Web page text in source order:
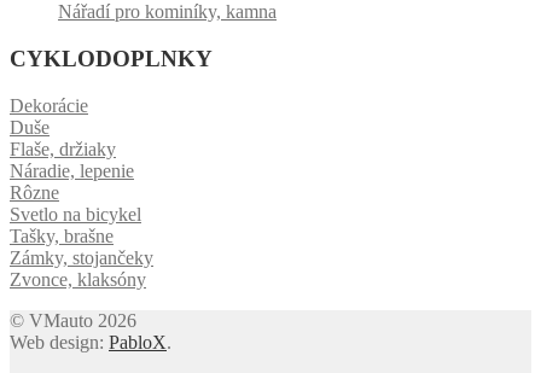
Nářadí pro kominíky, kamna
CYKLODOPLNKY
Dekorácie
Duše
Flaše, držiaky
Náradie, lepenie
Rôzne
Svetlo na bicykel
Tašky, brašne
Zámky, stojančeky
Zvonce, klaksóny
© VMauto 2026
Web design: PabloX.